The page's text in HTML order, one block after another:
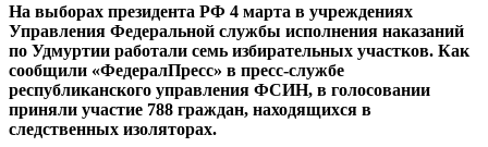
На выборах президента РФ 4 марта в учреждениях
Управления Федеральной службы исполнения наказаний
по Удмуртии работали семь избирательных участков. Как
сообщили «ФедералПресс» в пресс-службе
республиканского управления ФСИН, в голосовании
приняли участие 788 граждан, находящихся в
следственных изоляторах.